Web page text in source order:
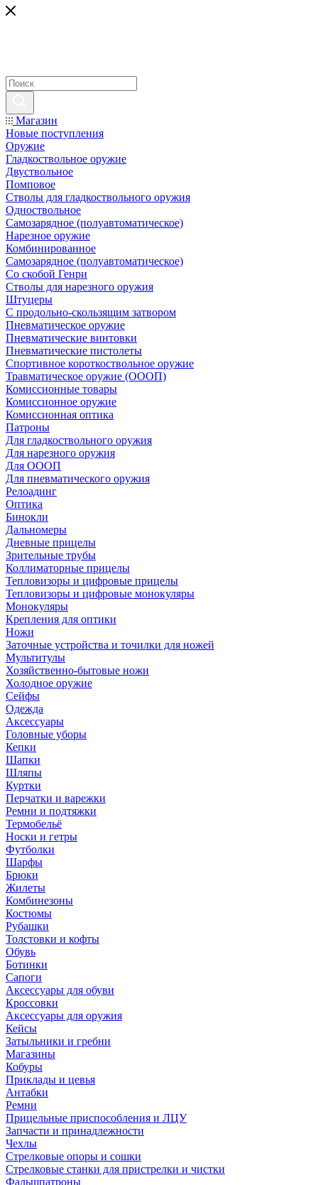
Магазин
Новые поступления
Оружие
Гладкоствольное оружие
Двуствольное
Помповое
Стволы для гладкоствольного оружия
Одноствольное
Самозарядное (полуавтоматическое)
Нарезное оружие
Комбинированное
Самозарядное (полуавтоматическое)
Со скобой Генри
Стволы для нарезного оружия
Штуцеры
С продольно-скользящим затвором
Пневматическое оружие
Пневматические винтовки
Пневматические пистолеты
Спортивное короткоствольное оружие
Травматическое оружие (ОООП)
Комиссионные товары
Комиссионное оружие
Комиссионная оптика
Патроны
Для гладкоствольного оружия
Для нарезного оружия
Для ОООП
Для пневматического оружия
Релоадинг
Оптика
Бинокли
Дальномеры
Дневные прицелы
Зрительные трубы
Коллиматорные прицелы
Тепловизоры и цифровые прицелы
Тепловизоры и цифровые монокуляры
Монокуляры
Крепления для оптики
Ножи
Заточные устройства и точилки для ножей
Мультитулы
Хозяйственно-бытовые ножи
Холодное оружие
Сейфы
Одежда
Аксессуары
Головные уборы
Кепки
Шапки
Шляпы
Куртки
Перчатки и варежки
Ремни и подтяжки
Термобельё
Носки и гетры
Футболки
Шарфы
Брюки
Жилеты
Комбинезоны
Костюмы
Рубашки
Толстовки и кофты
Обувь
Ботинки
Сапоги
Аксессуары для обуви
Кроссовки
Аксессуары для оружия
Кейсы
Затыльники и гребни
Магазины
Кобуры
Приклады и цевья
Антабки
Ремни
Прицельные приспособления и ЛЦУ
Запчасти и принадлежности
Чехлы
Стрелковые опоры и сошки
Стрелковые станки для пристрелки и чистки
Фальшпатроны